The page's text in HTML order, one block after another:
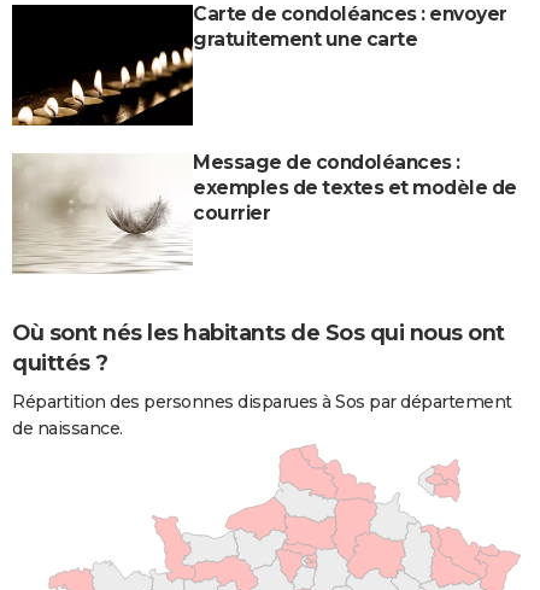
Carte de condoléances : envoyer
gratuitement une carte
Message de condoléances :
exemples de textes et modèle de
courrier
Où sont nés les habitants de Sos qui nous ont
quittés ?
Répartition des personnes disparues à Sos par département
de naissance.